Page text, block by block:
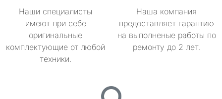
Наши специалисты
имеют при себе
оригинальные
комплектующие от любой
техники.
Наша компания
предоставляет гарантию
на выполненые работы по
ремонту до 2 лет.